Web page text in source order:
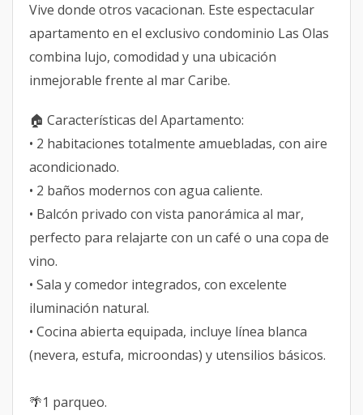
Vive donde otros vacacionan. Este espectacular
apartamento en el exclusivo condominio Las Olas
combina lujo, comodidad y una ubicación
inmejorable frente al mar Caribe.
🏠 Características del Apartamento:
• 2 habitaciones totalmente amuebladas, con aire
acondicionado.
• 2 baños modernos con agua caliente.
• Balcón privado con vista panorámica al mar,
perfecto para relajarte con un café o una copa de
vino.
• Sala y comedor integrados, con excelente
iluminación natural.
• Cocina abierta equipada, incluye línea blanca
(nevera, estufa, microondas) y utensilios básicos.
🌴1 parqueo.